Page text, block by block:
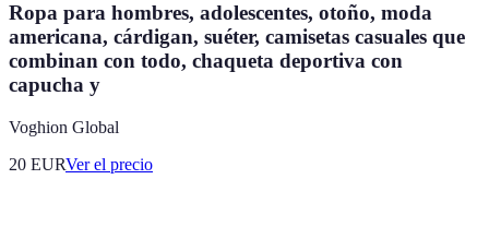
Ropa para hombres, adolescentes, otoño, moda
americana, cárdigan, suéter, camisetas casuales que
combinan con todo, chaqueta deportiva con
capucha y
Voghion Global
20 EURVer el precio